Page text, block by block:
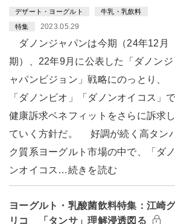
デザート・ヨーグルト 牛乳・乳飲料
特集 2023.05.29
ダノンジャパンは今期（24年12月
期）、22年9月に公表した「ダノンジ
ャパンビジョン」戦略にのっとり、
「ダノンビオ」「ダノンオイコス」で
健康訴求ベネフィットをさらに訴求し
ていく方針だ。 好調が続く高タン
ク質系ヨーグルト市場の中で、「ダノ
ンオイコス…続きを読む
ヨーグルト・乳酸菌飲料特集：江崎
リコ 「タンサ」理解浸透図る